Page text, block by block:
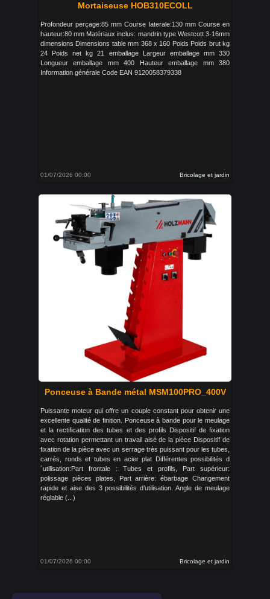
Mortaiseuse HOB310ECOLL
Profondeur perçage:85 mm Course laterale:130 mm Course en
hauteur:80 mm Matériaux inclus: mandrin type Westcott 3-16mm
dimensions Dimensions table mm 368 x 160 Poids Poids brut kg
24 Poids net kg 21 emballage Largeur emballage mm 330
Longueur emballage mm 400 Hauteur emballage mm 380
Information générale Code EAN 9120058379338
01/07/2026 00:00 Bricolage et jardin
Ponceuse à Bande métal MSM100PRO_400V
Puissante moteur qui offre un couple constant pour obtenir une
excellente qualité de finition. Ponceuse à bande pour le meulage
et la rectification des tubes et des profils Dispositif de fixation
avec rotation permettant un travail aisé de la pièce Dispositif de
fixation de la pièce avec un serrage très puissant pour les tubes,
carrés, ronds et tubes en acier plat Différentes possibilités d
´utilisation:Part frontale : Tubes et profils, Part supérieur:
polissage pièces plates, Part arrière: ébarbage Changement
rapide et aise des 3 possibilités d’utilisation. Angle de meulage
réglable (...)
01/07/2026 00:00 Bricolage et jardin